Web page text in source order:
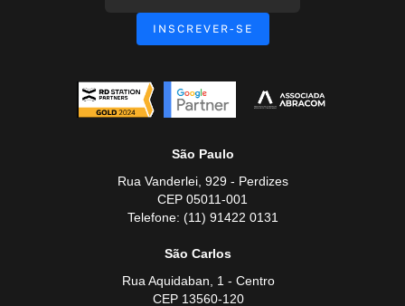
São Paulo
Rua Vanderlei, 929 - Perdizes
CEP 05011-001
Telefone: (11) 91422 0131
São Carlos
Rua Aquidaban, 1 - Centro
CEP 13560-120